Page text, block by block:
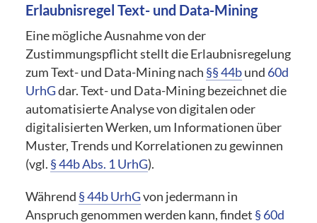
Erlaubnisregel Text- und Data-Mining
Eine mögliche Ausnahme von der
Zustimmungspflicht stellt die Erlaubnisregelung
zum Text- und Data-Mining nach §§ 44bund 60d
UrhGdar. Text- und Data-Mining bezeichnet die
automatisierte Analyse von digitalen oder
digitalisierten Werken, um Informationen über
Muster, Trends und Korrelationen zu gewinnen
(vgl. § 44b Abs. 1 UrhG).
Während § 44b UrhGvon jedermann in
Anspruch genommen werden kann, findet § 60d